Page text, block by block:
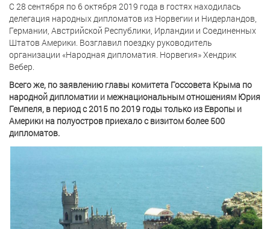
С 28 сентября по 6 октября 2019 года в гостях находилась
делегация народных дипломатов из Норвегии и Нидерландов,
Германии, Австрийской Республики, Ирландии и Соединенных
Штатов Америки. Возглавил поездку руководитель
организации «Народная дипломатия. Норвегия» Хендрик
Вебер.
Всего же, по заявлению главы комитета Госсовета Крыма по
народной дипломатии и межнациональным отношениям Юрия
Гемпеля, в период с 2015 по 2019 годы только из Европы и
Америки на полуостров приехало с визитом более 500
дипломатов.